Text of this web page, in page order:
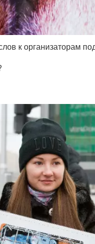
к организаторам